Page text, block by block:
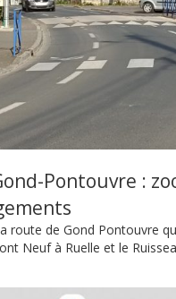
Pontouvre :
route de Gond Pontouvre
Neuf à Ruelle et le